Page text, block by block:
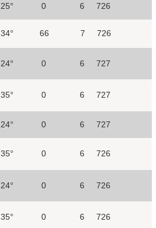
25° 0 6 726
34° 66 7 726
24° 0 6 727
35° 0 6 727
24° 0 6 727
35° 0 6 726
24° 0 6 726
35° 0 6 726